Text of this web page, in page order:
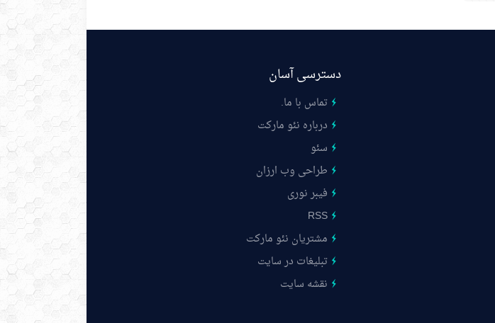
دسترسی آسان
تماس با ما.
درباره نئو مارکت
سئو
طراحی وب ارزان
فیبر نوری
RSS
مشتریان نئو مارکت
تبلیغات در سایت
نقشه سایت